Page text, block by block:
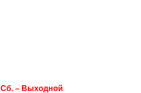
Сб. – Выходной